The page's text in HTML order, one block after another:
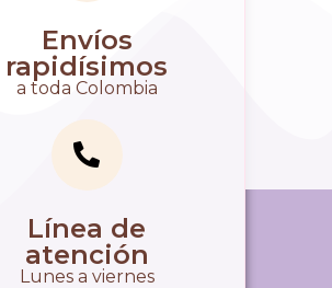
Envíos
rapidísimos
a toda Colombia
Línea de
atención
Lunes a viernes